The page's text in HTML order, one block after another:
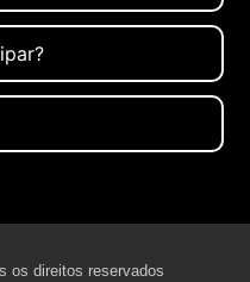
os direitos reservados